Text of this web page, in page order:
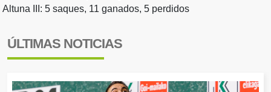
Altuna III: 5 saques, 11 ganados, 5 perdidos
ÚLTIMAS NOTICIAS